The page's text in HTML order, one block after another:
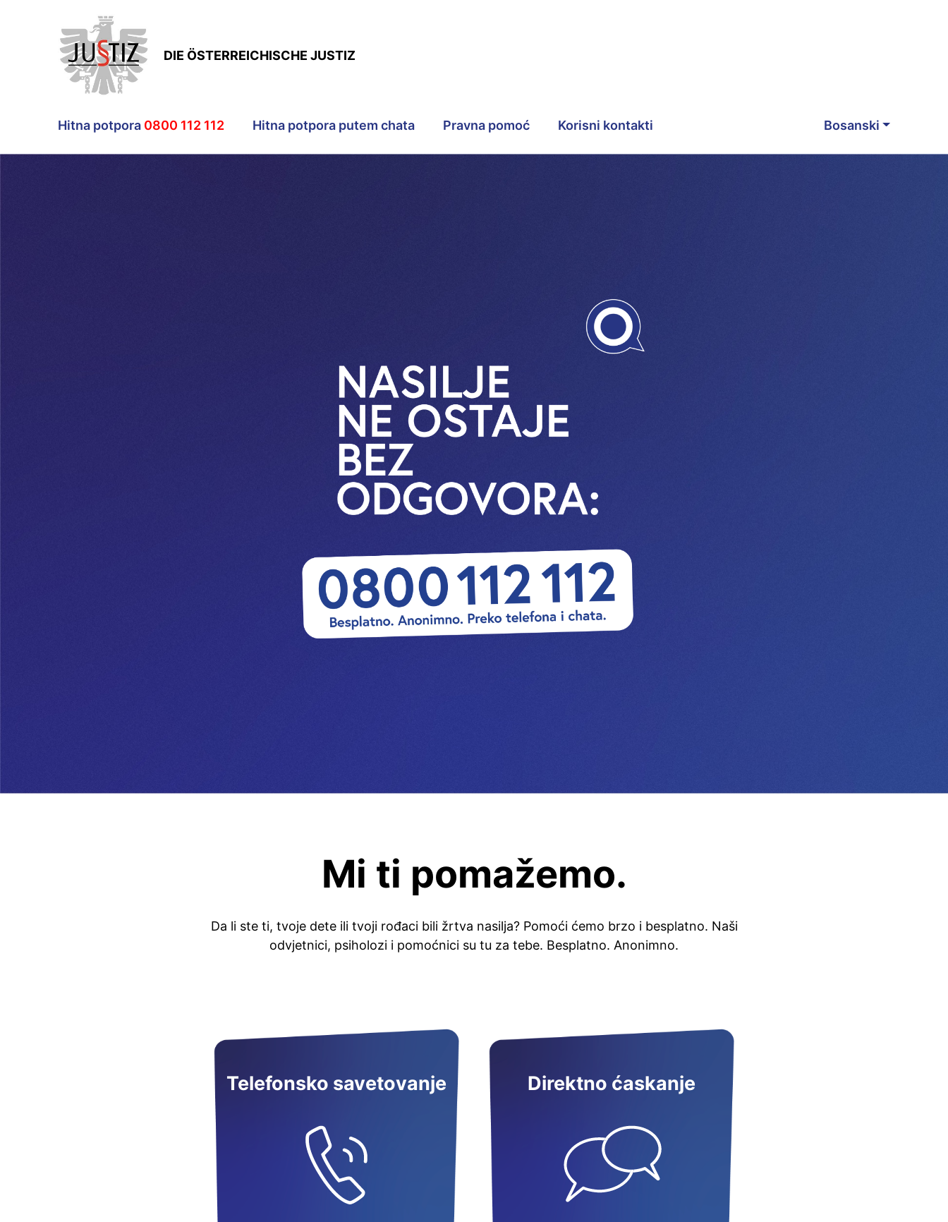
DIE ÖSTERREICHISCHE JUSTIZ
Hitna potpora 0800 112 112 Hitna potpora putem chata Pravna pomoć Korisni kontakti Bosanski
Mi ti pomažemo.
Da li ste ti, tvoje dete ili tvoji rođaci bili žrtva nasilja? Pomoći ćemo brzo i besplatno. Naši
odvjetnici, psiholozi i pomoćnici su tu za tebe. Besplatno. Anonimno.
Telefonsko savetovanje Direktno ćaskanje